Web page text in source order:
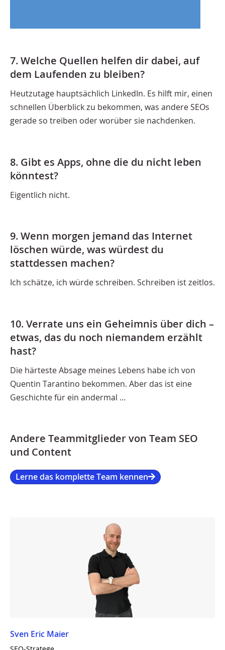
7. Welche Quellen helfen dir dabei, auf
dem Laufenden zu bleiben?
Heutzutage hauptsächlich LinkedIn. Es hilft mir, einen
schnellen Überblick zu bekommen, was andere SEOs
gerade so treiben oder worüber sie nachdenken.
8. Gibt es Apps, ohne die du nicht leben
könntest?
Eigentlich nicht.
9. Wenn morgen jemand das Internet
löschen würde, was würdest du
stattdessen machen?
Ich schätze, ich würde schreiben. Schreiben ist zeitlos.
10. Verrate uns ein Geheimnis über dich –
etwas, das du noch niemandem erzählt
hast?
Die härteste Absage meines Lebens habe ich von
Quentin Tarantino bekommen. Aber das ist eine
Geschichte für ein andermal …
Andere Teammitglieder von Team SEO
und Content
Lerne das komplette Team kennen
Sven Eric Maier